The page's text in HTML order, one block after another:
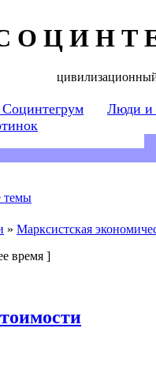
О Ц И Н Т
Люди и
темы
» Марксистская
время ]